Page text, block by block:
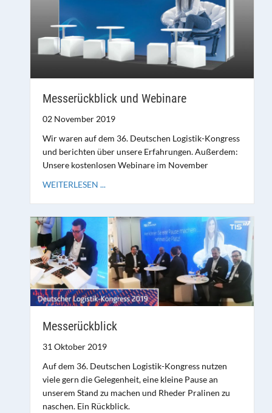
Messerückblick und Webinare
02 November 2019
Wir waren auf dem 36. Deutschen Logistik-Kongress
und berichten über unsere Erfahrungen. Außerdem:
Unsere kostenlosen Webinare im November
WEITERLESEN ...
Messerückblick
31 Oktober 2019
Auf dem 36. Deutschen Logistik-Kongress nutzen
viele gern die Gelegenheit, eine kleine Pause an
unserem Stand zu machen und Rheder Pralinen zu
naschen. Ein Rückblick.